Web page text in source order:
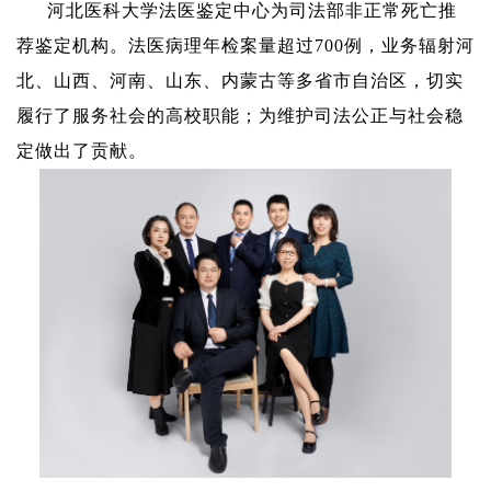
河北医科大学法医鉴定中心为司法部非正常死亡推
荐鉴定机构。法医病理年检案量超过700例，业务辐射河
北、山西、河南、山东、内蒙古等多省市自治区， 切实
履行了服务社会的高校职能；为维护司法公正与社会稳
定做出了贡献。